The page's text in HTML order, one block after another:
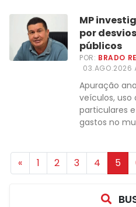
MP
por
públicos
POR: BRADO
03.AGO.2026
Apuração
veículos, uso
particulares
gastos no
« 1 2 3 4 5